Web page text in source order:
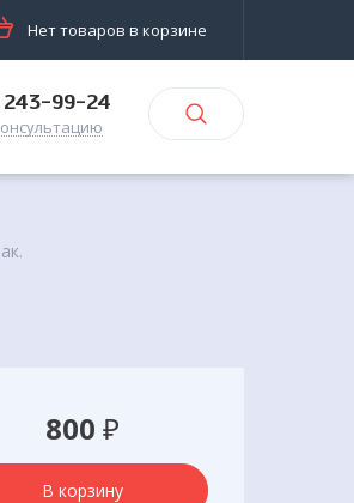
Нет товаров в корзине
243-99-24
800 ₽
В корзину